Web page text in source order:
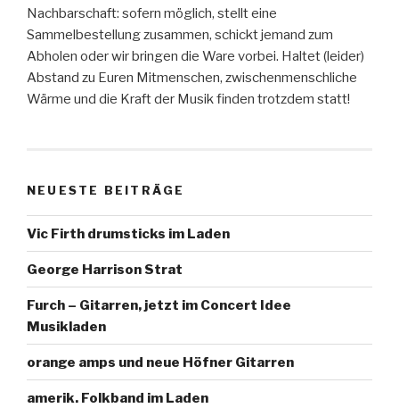
Nachbarschaft: sofern möglich, stellt eine
Sammelbestellung zusammen, schickt jemand zum
Abholen oder wir bringen die Ware vorbei. Haltet (leider)
Abstand zu Euren Mitmenschen, zwischenmenschliche
Wärme und die Kraft der Musik finden trotzdem statt!
NEUESTE BEITRÄGE
Vic Firth drumsticks im Laden
George Harrison Strat
Furch – Gitarren, jetzt im Concert Idee
Musikladen
orange amps und neue Höfner Gitarren
amerik. Folkband im Laden